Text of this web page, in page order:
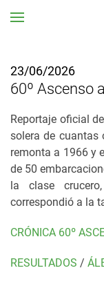
23/06/2026
60º Ascenso
Reportaje oficial
solera de cuantas
remonta a 1966 y
de 50
la clase
correspondió a la
CRÓNICA 60º
RESULTADOS /